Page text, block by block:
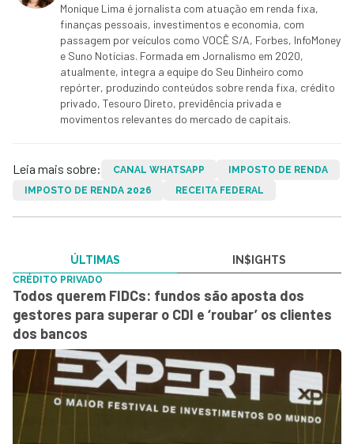
Monique Lima é jornalista com atuação em renda fixa,
finanças pessoais, investimentos e economia, com
passagem por veículos como VOCÊ S/A, Forbes, InfoMoney
e Suno Notícias. Formada em Jornalismo em 2020,
atualmente, integra a equipe do Seu Dinheiro como
repórter, produzindo conteúdos sobre renda fixa, crédito
privado, Tesouro Direto, previdência privada e
movimentos relevantes do mercado de capitais.
Leia mais sobre: CANAL WHATSAPP
IMPOSTO DE RENDA
IMPOSTO DE RENDA 2026
RECEITA FEDERAL
ÚLTIMAS IN$IGHTS
CRÉDITO PRIVADO
Todos querem FIDCs: fundos são aposta dos
gestores para superar o CDI e ‘roubar’ os clientes
dos bancos